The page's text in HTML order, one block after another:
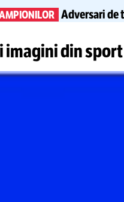
Adversari de
imagini din sport